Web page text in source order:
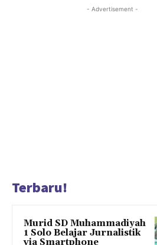
- Advertisement -
Terbaru!
Murid SD Muhammadiyah
1 Solo Belajar Jurnalistik
via Smartphone